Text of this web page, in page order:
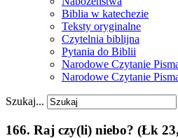
Biblia w katechezie
Teksty oryginalne
Czytelnia biblijna
Pytania do Biblii
Narodowe Czytanie
Narodowe Czytanie
Szukaj...
166. Raj czy(li) niebo? (Łk